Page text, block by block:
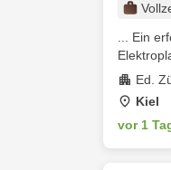
... Ein
Ed.
Kiel
vor 1